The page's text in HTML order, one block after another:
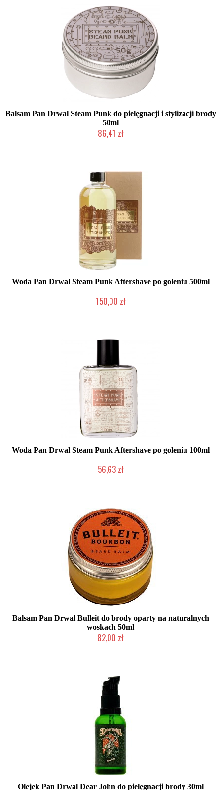
Balsam Pan Drwal Steam Punk do pielęgnacji i stylizacji brody
50ml
86,41 zł
Woda Pan Drwal Steam Punk Aftershave po goleniu 500ml
150,00 zł
Woda Pan Drwal Steam Punk Aftershave po goleniu 100ml
56,63 zł
Balsam Pan Drwal Bulleit do brody oparty na naturalnych
woskach 50ml
82,00 zł
Olejek Pan Drwal Dear John do pielęgnacji brody 30ml